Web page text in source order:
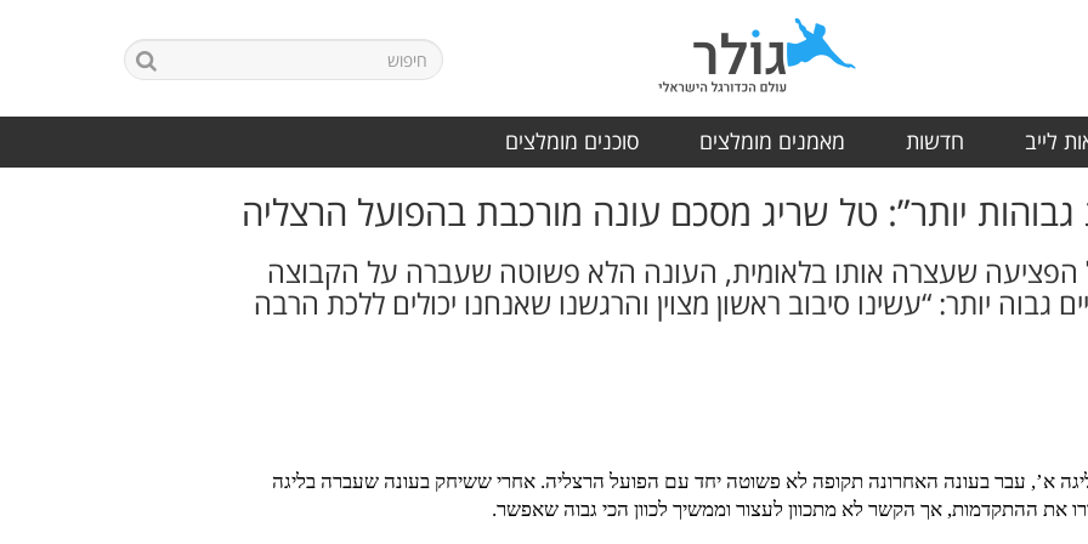
לייב חדשות מאמנים מומלצים סוכנים מומלצים
גבוהות יותר”: טל שריג מסכם עונה מורכבת בהפועל הרצליה
שעצרה אותו בלאומית, העונה הלא פשוטה שעברה על הקבוצה
יותר: “עשינו סיבוב ראשון מצוין והרגשנו שאנחנו יכולים ללכת הרבה
א’, עבר בעונה האחרונה תקופה לא פשוטה יחד עם הפועל הרצליה. אחרי ששיחק בעונה שעברה בליגה
את ההתקדמות, אך הקשר לא מתכוון לעצור וממשיך לכוון הכי גבוה שאפשר.